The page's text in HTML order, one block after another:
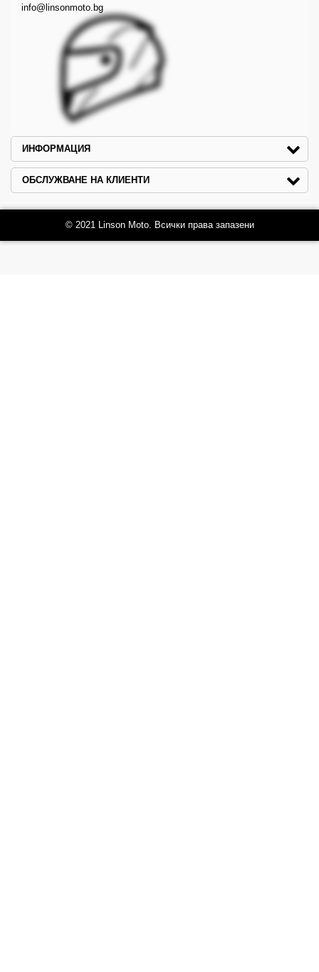
info@linsonmoto.bg
ИНФОРМАЦИЯ
ОБСЛУЖВАНЕ НА КЛИЕНТИ
© 2021 Linson Moto. Всички права запазени